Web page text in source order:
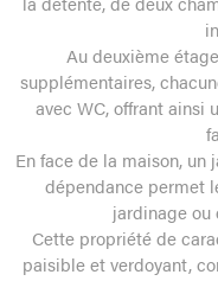
Au deuxième
supplémentaires,
avec WC, offrant ainsi
En face de la maison,
dépendance permet
jardinage ou
Cette propriété de
paisible et verdoyant,